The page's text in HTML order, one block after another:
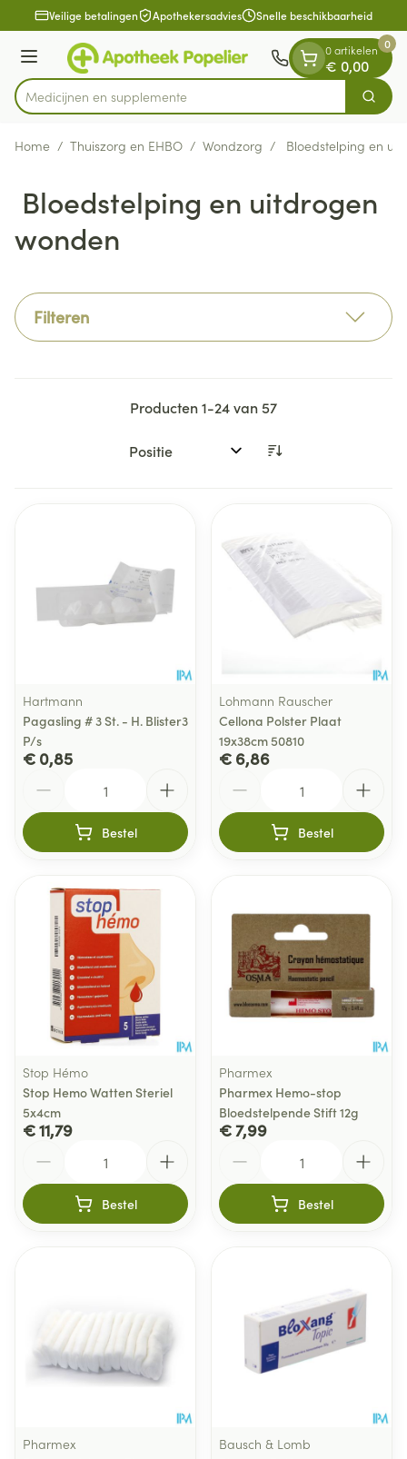
Ga naar de inhoud
1 van 1Veilige betalingen Apothekersadvies Snelle beschikbaarheid
Menu
Product, merk, categorie...
Medici Zoek
0 artikelen
€ 0,00
0
Home / Thuiszorg en EHBO / Wondzorg / Bloedstelping en
Bloedstelping en uitdrogen
wonden
Filteren
Producten1-24van57
Sorteer op:
Hartmann
Pagasling # 3 St. - H. Blister3
P/s
€ 0,85
Bestel
Lohmann Rauscher
Cellona Polster Plaat
19x38cm 50810
€ 6,86
Bestel
Stop Hémo
Stop Hemo Watten Steriel
5x4cm
€ 11,79
Bestel
Pharmex
Pharmex Hemo-stop
Bloedstelpende Stift 12g
€ 7,99
Bestel
Pharmex
Bausch & Lomb